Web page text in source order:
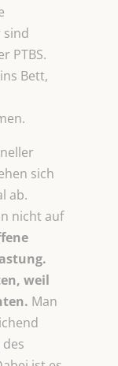
sind
PTBS.
Bett,
sich
ab.
nicht auf
weil
Man